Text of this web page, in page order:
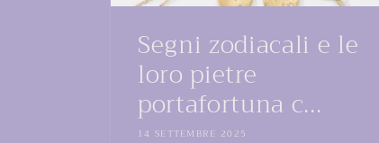
Segni zodiacali e le
loro pietre
portafortuna c...
14 SETTEMBRE 2025